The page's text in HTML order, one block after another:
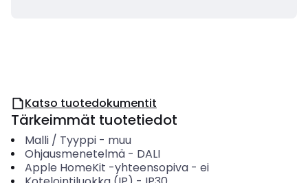
Katso tuotedokumentit
Tärkeimmät tuotetiedot
Malli / Tyyppi- muu
Ohjausmenetelmä- DALI
Apple HomeKit -yhteensopiva- ei